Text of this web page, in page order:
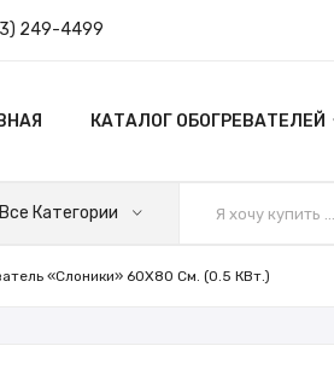
249-4499
КАТАЛОГ ОБОГРЕВАТЕЛЕЙ
Все Категории
«Слоники» 60X80 См. (0.5 КВт.)